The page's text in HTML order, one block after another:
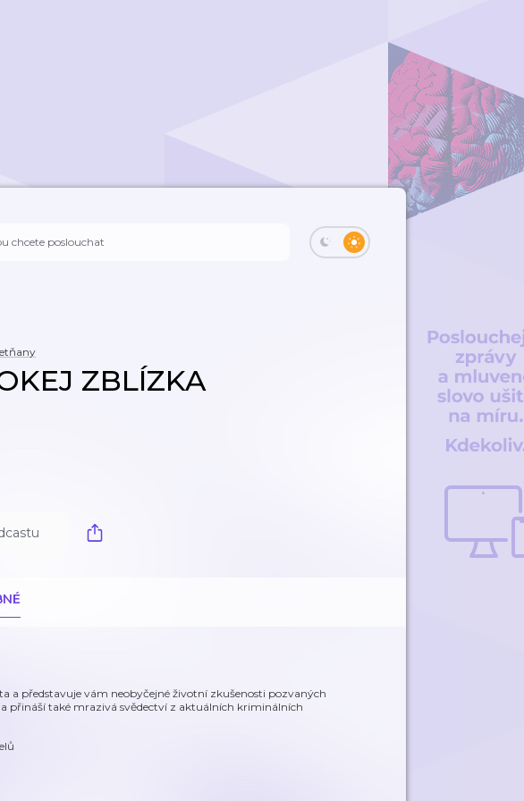
ZBLÍZKA
a představuje vám neobyčejné životní zkušenosti pozvaných
přináší také mrazivá svědectví z aktuálních kriminálních